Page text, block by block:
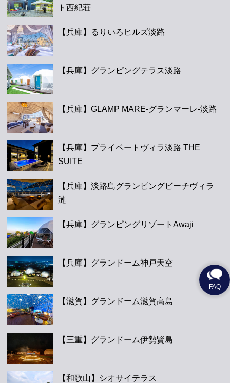
ト西紀荘
【兵庫】るりいろヒルズ淡路
【兵庫】グランピングテラス淡路
【兵庫】GLAMP MARE-グランマーレ-淡路
【兵庫】プライベートヴィラ淡路 THE
SUITE
【兵庫】淡路島グランピングビーチヴィラ
漣
【兵庫】グランピングリゾートAwaji
【兵庫】グランドーム神戸天空
【滋賀】グランドーム滋賀高島
【三重】グランドーム伊勢賢島
【和歌山】シオサイテラス